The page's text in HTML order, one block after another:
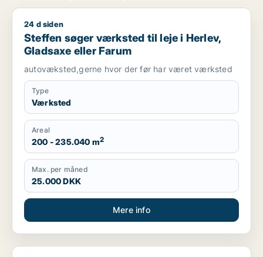
Steffen søger værksted til leje i Herlev, Gladsaxe eller Farum
24 d siden
Steffen søger værksted til leje i Herlev,
Gladsaxe eller Farum
autovæksted,gerne hvor der før har været værksted
Type
Værksted
Areal
200 - 235.040 m2
Max. per måned
25.000 DKK
Mere info